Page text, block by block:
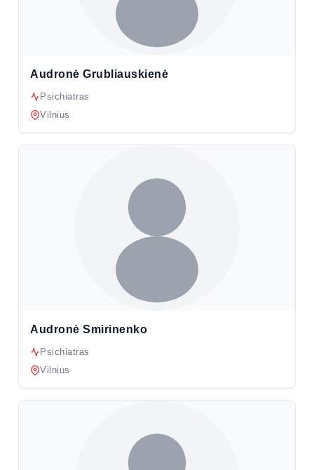
Audronė Grubliauskienė
Psichiatras
Vilnius
Audronė Smirinenko
Psichiatras
Vilnius